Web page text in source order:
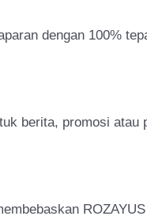
dengan 100%
berita, promosi atau